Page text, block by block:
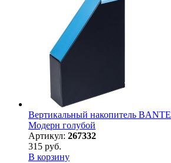
Вертикальный накопитель
Модерн голубой
Артикул: 267332
315 руб.
В корзину